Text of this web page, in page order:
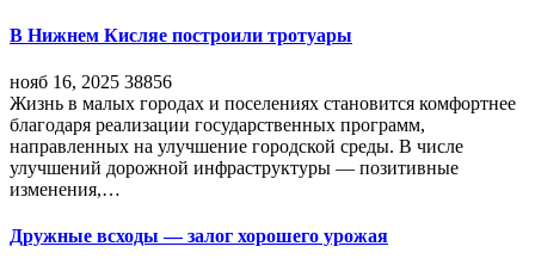
В Нижнем Кисляе построили тротуары
нояб 16, 2025 38856
Жизнь в малых городах и поселениях становится комфортнее
благодаря реализации государственных программ,
направленных на улучшение городской среды. В числе
улучшений дорожной инфраструктуры — позитивные
изменения,…
Дружные всходы — залог хорошего урожая